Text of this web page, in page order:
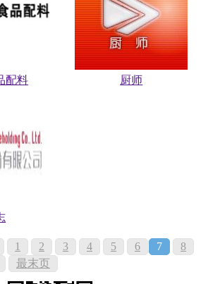
配料 厨师
1 2 3 4 5 6 7
8
最末页